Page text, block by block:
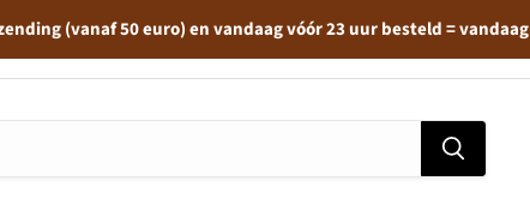
(vanaf 50 euro) en vandaag vóór 23 uur besteld =